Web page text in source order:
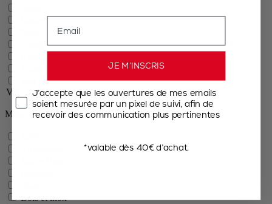
Naturel
Orange
Voir 3 de plusVoir moins
Matière
Bois et inox
Email
JE M’INSCRIS
J’accepte que les ouvertures de mes emails
soient mesurée par un pixel de suivi, afin de
recevoir des communication plus pertinentes
*valable dès 40€ d’achat.